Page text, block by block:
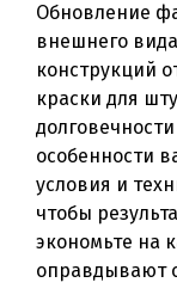
Обновление
внешнего
конструкций
краски для
особенности
условия и
чтобы
экономьте на
оправдывают